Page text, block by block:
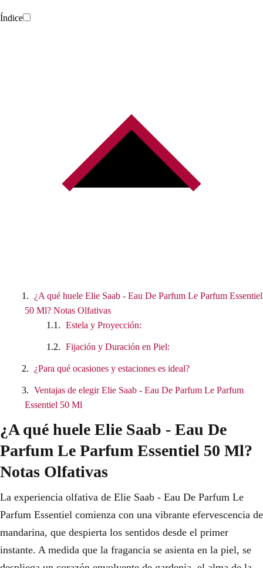
Índice
¿A qué huele Elie Saab - Eau De Parfum Le Parfum Essentiel
50 Ml? Notas Olfativas
Estela y Proyección:
Fijación y Duración en Piel:
¿Para qué ocasiones y estaciones es ideal?
Ventajas de elegir Elie Saab - Eau De Parfum Le Parfum
Essentiel 50 Ml
¿A qué huele Elie Saab - Eau De
Parfum Le Parfum Essentiel 50 Ml?
Notas Olfativas
La experiencia olfativa de Elie Saab - Eau De Parfum Le
Parfum Essentiel comienza con una vibrante efervescencia de
mandarina, que despierta los sentidos desde el primer
instante. A medida que la fragancia se asienta en la piel, se